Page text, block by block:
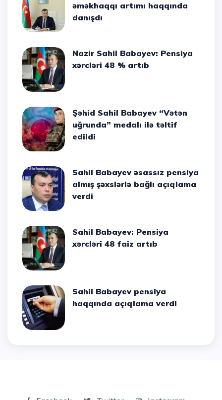
əməkhaqqı artımı haqqında
danışdı
Nazir Sahil Babayev: Pensiya
xərcləri 48 % artıb
Şəhid Sahil Babayev “Vətən
uğrunda” medalı ilə təltif
edildi
Sahil Babayev əsassız pensiya
almış şəxslərlə bağlı açıqlama
verdi
Sahil Babayev: Pensiya
xərcləri 48 faiz artıb
Sahil Babayev pensiya
haqqında açıqlama verdi